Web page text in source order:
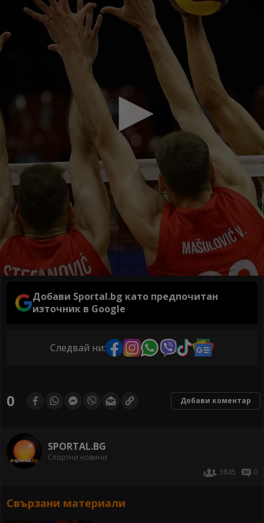
Добави Sportal.bg като предпочитан
източник в Google
Следвай ни:
0 Добави коментар
SPORTAL.BG
Спортни новини
3845
0
Свързани материали